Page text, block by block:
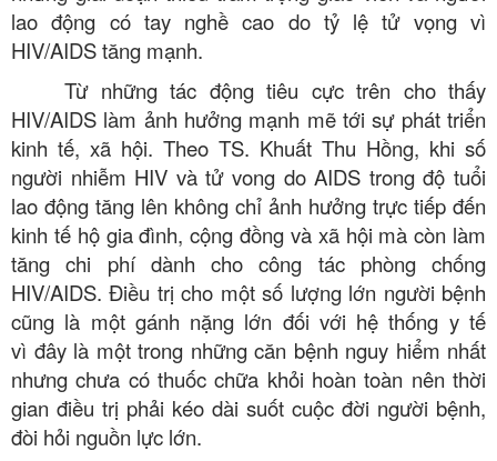
lao động có tay nghề cao do tỷ lệ tử vọng vì
HIV/AIDS tăng mạnh.
Từ những tác động tiêu cực trên cho thấy
HIV/AIDS làm ảnh hưởng mạnh mẽ tới sự phát triển
kinh tế, xã hội. Theo TS. Khuất Thu Hồng, khi số
người nhiễm HIV và tử vong do AIDS trong độ tuổi
lao động tăng lên không chỉ ảnh hưởng trực tiếp đến
kinh tế hộ gia đình, cộng đồng và xã hội mà còn làm
tăng chi phí dành cho công tác phòng chống
HIV/AIDS. Điều trị cho một số lượng lớn người bệnh
cũng là một gánh nặng lớn đối với hệ thống y tế
vì đây là một trong những căn bệnh nguy hiểm nhất
nhưng chưa có thuốc chữa khỏi hoàn toàn nên thời
gian điều trị phải kéo dài suốt cuộc đời người bệnh,
đòi hỏi nguồn lực lớn.